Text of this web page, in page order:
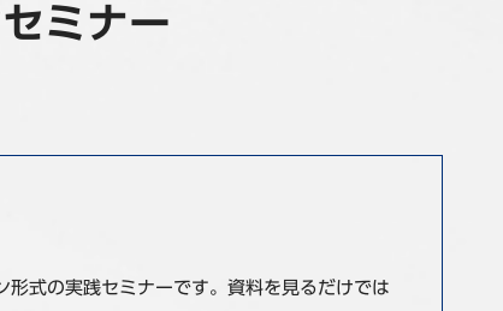
ミナー
式の実践セミナーです。資料を見るだけでは